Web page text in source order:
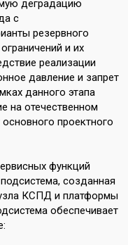
деградацию
с
резервного
и их
реализации
давление и запрет
данного этапа
на отечественном
проектного
функций
созданная
КСПД и платформы
обеспечивает